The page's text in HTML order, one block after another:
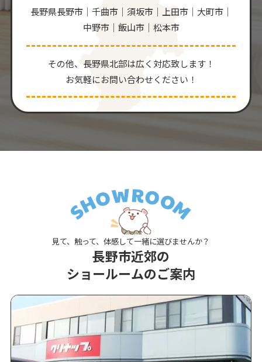
長野県長野市｜千曲市｜須坂市｜上田市｜大町市｜
中野市｜飯山市｜松本市
その他、⻑野県北部は広く対応致します！
お気軽にお問い合わせください！
見て、触って、体感して一緒に選びませんか？
長野市近郊の
ショールームのご案内